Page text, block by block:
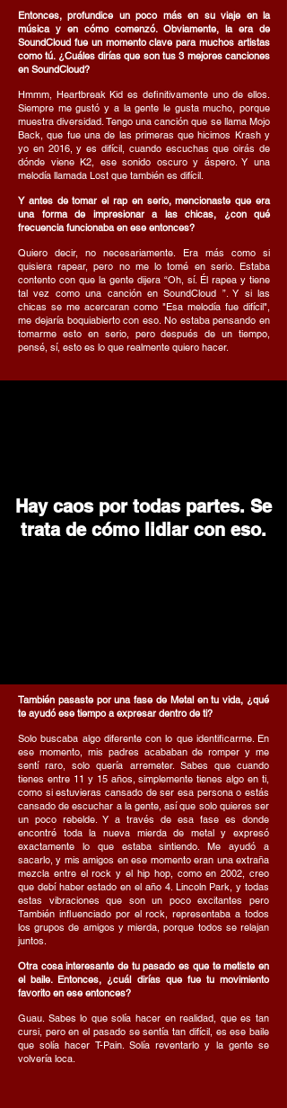
Entonces, profundice un poco más en su viaje en la
música y en cómo comenzó. Obviamente, la era de
SoundCloud fue un momento clave para muchos artistas
como tú. ¿Cuáles dirías que son tus 3 mejores canciones
en SoundCloud?
Hmmm, Heartbreak Kid es definitivamente uno de ellos.
Siempre me gustó y a la gente le gusta mucho, porque
muestra diversidad. Tengo una canción que se llama Mojo
Back, que fue una de las primeras que hicimos Krash y
yo en 2016, y es difícil, cuando escuchas que oirás de
dónde viene K2, ese sonido oscuro y áspero. Y una
melodía llamada Lost que también es difícil.
Y antes de tomar el rap en serio, mencionaste que era
una forma de impresionar a las chicas, ¿con qué
frecuencia funcionaba en ese entonces?
Quiero decir, no necesariamente. Era más como si
quisiera rapear, pero no me lo tomé en serio. Estaba
contento con que la gente dijera “Oh, sí. Él rapea y tiene
tal vez como una canción en SoundCloud ”. Y si las
chicas se me acercaran como "Esa melodía fue difícil",
me dejaría boquiabierto con eso. No estaba pensando en
tomarme esto en serio, pero después de un tiempo,
pensé, sí, esto es lo que realmente quiero hacer.
Hay caos por todas partes. Se
trata de cómo lidiar con eso.
También pasaste por una fase de Metal en tu vida, ¿qué
te ayudó ese tiempo a expresar dentro de ti?
Solo buscaba algo diferente con lo que identificarme. En
ese momento, mis padres acababan de romper y me
sentí raro, solo quería arremeter. Sabes que cuando
tienes entre 11 y 15 años, simplemente tienes algo en ti,
como si estuvieras cansado de ser esa persona o estás
cansado de escuchar a la gente, así que solo quieres ser
un poco rebelde. Y a través de esa fase es donde
encontré toda la nueva mierda de metal y expresó
exactamente lo que estaba sintiendo. Me ayudó a
sacarlo, y mis amigos en ese momento eran una extraña
mezcla entre el rock y el hip hop, como en 2002, creo
que debí haber estado en el año 4. Lincoln Park, y todas
estas vibraciones que son un poco excitantes pero
También influenciado por el rock, representaba a todos
los grupos de amigos y mierda, porque todos se relajan
juntos.
Otra cosa interesante de tu pasado es que te metiste en
el baile. Entonces, ¿cuál dirías que fue tu movimiento
favorito en ese entonces?
Guau. Sabes lo que solía hacer en realidad, que es tan
cursi, pero en el pasado se sentía tan difícil, es ese baile
que solía hacer T-Pain. Solía reventarlo y la gente se
volvería loca.